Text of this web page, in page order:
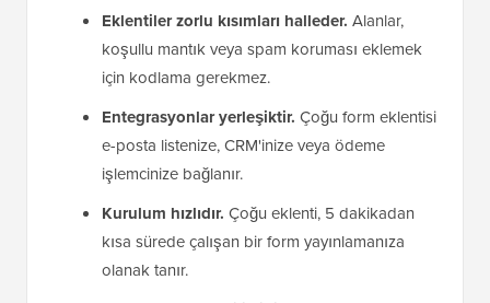
Eklentiler zorlu kısımları halleder. Alanlar,
koşullu mantık veya spam koruması eklemek
için kodlama gerekmez.
Entegrasyonlar yerleşiktir. Çoğu form eklentisi
e-posta listenize, CRM'inize veya ödeme
işlemcinize bağlanır.
Kurulum hızlıdır. Çoğu eklenti, 5 dakikadan
kısa sürede çalışan bir form yayınlamanıza
olanak tanır.